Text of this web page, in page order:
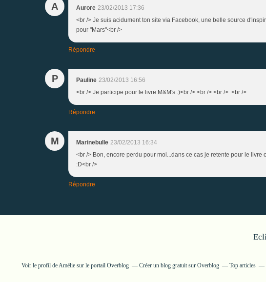
A Aurore 23/02/2013 17:36
<br /> Je suis acidument ton site via Facebook, une belle source
pour "Mars"<br />
Répondre
P Pauline 23/02/2013 16:56
<br /> Je participe pour le livre M&M's :)<br /> <br /> <br /> <br />
Répondre
M Marinebulle 23/02/2013 16:34
<br /> Bon, encore perdu pour moi...dans ce cas je retente pour le
:D<br />
Répondre
Voir le profil de Amélie sur le portail Overblog Créer un blog gratuit sur Overblog Top articles